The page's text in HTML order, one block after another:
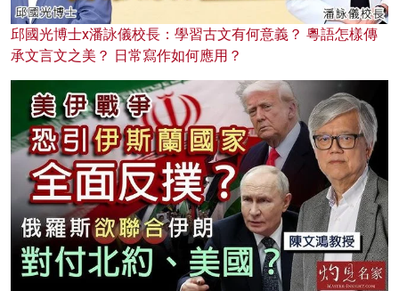
邱國光博士x潘詠儀校長：學習古文有何意義？ 粵語怎樣傳
承文言文之美？ 日常寫作如何應用？